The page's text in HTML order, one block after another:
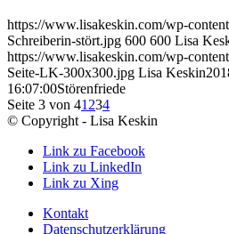
https://www.lisakeskin.com/wp-
Schreiberin-stört.jpg 600 600 Lisa
https://www.lisakeskin.com/wp-
Seite-LK-300x300.jpg Lisa Keskin
16:07:00Störenfriede
Seite 3 von 41 234
© Copyright - Lisa Keskin
Link zu Facebook
Link zu LinkedIn
Link zu Xing
Kontakt
Datenschutzerklärung